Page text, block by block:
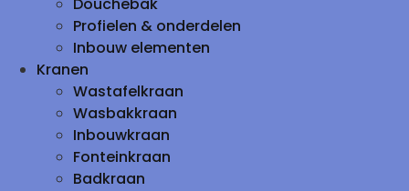
Profielen & onderdelen
Inbouw elementen
Kranen
Wastafelkraan
Wasbakkraan
Inbouwkraan
Fonteinkraan
Badkraan